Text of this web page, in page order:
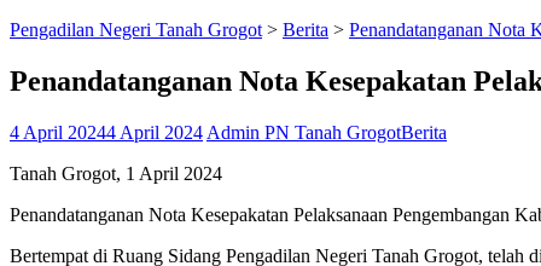
Pengadilan Negeri Tanah Grogot > Berita > Penandatanganan Nota
Penandatanganan Nota Kesepakatan
4 April 20244 April 2024 Admin PN Tanah GrogotBerita
Tanah Grogot, 1 April 2024
Penandatanganan Nota Kesepakatan Pelaksanaan Pengembangan
Bertempat di Ruang Sidang Pengadilan Negeri Tanah Grogot, telah